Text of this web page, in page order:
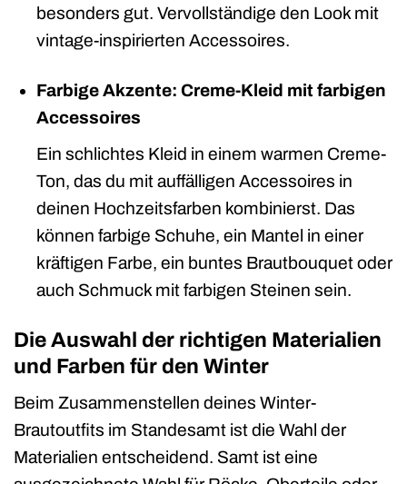
besonders gut. Vervollständige den Look mit
vintage-inspirierten Accessoires.
Farbige Akzente: Creme-Kleid mit farbigen
Accessoires
Ein schlichtes Kleid in einem warmen Creme-
Ton, das du mit auffälligen Accessoires in
deinen Hochzeitsfarben kombinierst. Das
können farbige Schuhe, ein Mantel in einer
kräftigen Farbe, ein buntes Brautbouquet oder
auch Schmuck mit farbigen Steinen sein.
Die Auswahl der richtigen Materialien
und Farben für den Winter
Beim Zusammenstellen deines Winter-
Brautoutfits im Standesamt ist die Wahl der
Materialien entscheidend. Samt ist eine